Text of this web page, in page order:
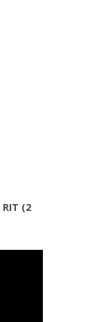
RIT (2